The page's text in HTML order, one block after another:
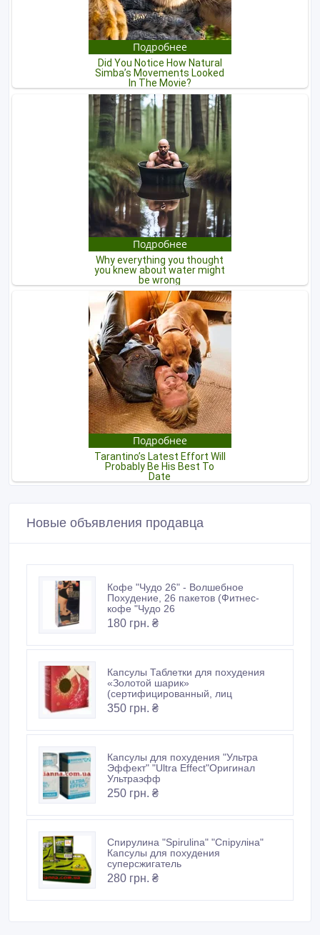
Новые объявления продавца
Кофе "Чудо 26" - Волшебное
Похудение, 26 пакетов (Фитнес-
кофе "Чудо 26
180 грн. ₴
Капсулы Таблетки для похудения
«Золотой шарик»
(сертифицированный, лиц
350 грн. ₴
Капсулы для похудения "Ультра
Эффект" "Ultra Effect"Оригинал
Ультраэфф
250 грн. ₴
Спирулина "Spirulina" "Спіруліна"
Капсулы для похудения
суперсжигатель
280 грн. ₴